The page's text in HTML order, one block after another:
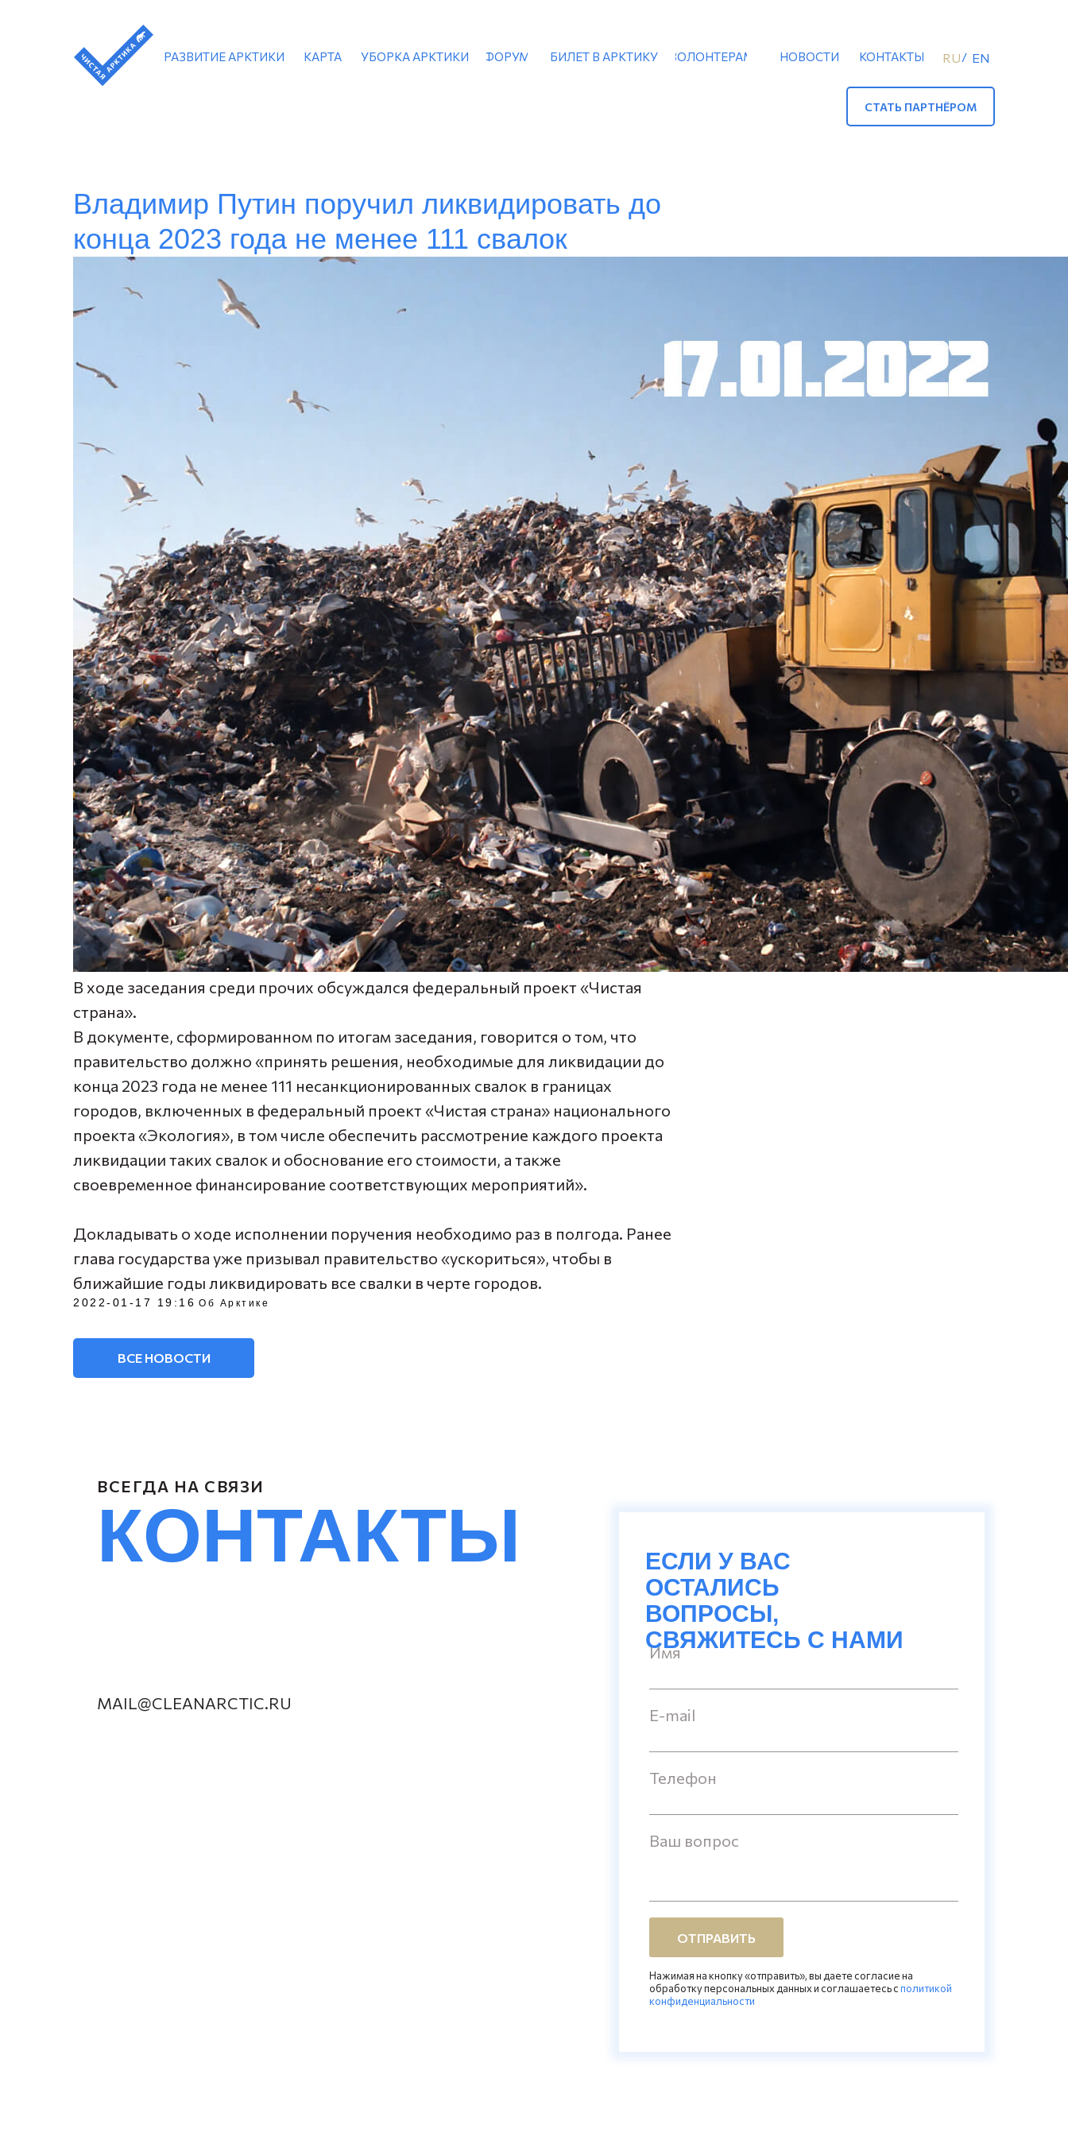
СТАТЬ ПАРТНЁРОМ
УБОРКА АРКТИКИ
РАЗВИТИЕ АРКТИКИ КАРТА ВОЛОНТЕРАМ RU EN
/
НОВОСТИ КОНТАКТЫ
ФОРУМ БИЛЕТ В АРКТИКУ
Владимир Путин поручил ликвидировать до
конца 2023 года не менее 111 свалок
В ходе заседания среди прочих обсуждался федеральный проект «Чистая
страна».
В документе, сформированном по итогам заседания, говорится о том, что
правительство должно «принять решения, необходимые для ликвидации до
конца 2023 года не менее 111 несанкционированных свалок в границах
городов, включенных в федеральный проект «Чистая страна» национального
проекта «Экология», в том числе обеспечить рассмотрение каждого проекта
ликвидации таких свалок и обоснование его стоимости, а также
своевременное финансирование соответствующих мероприятий».
Докладывать о ходе исполнении поручения необходимо раз в полгода. Ранее
глава государства уже призывал правительство «ускориться», чтобы в
ближайшие годы ликвидировать все свалки в черте городов.
2022-01-17 19:16 Об Арктике
ВСЕ НОВОСТИ
КОНТАКТЫ
ВСЕГДА НА СВЯЗИ
ЕСЛИ У ВАС
ОСТАЛИСЬ
ВОПРОСЫ,
СВЯЖИТЕСЬ С НАМИ
Имя
E-mail
Телефон
Ваш вопрос
ОТПРАВИТЬ
Нажимая на кнопку «отправить», вы даете согласие на
обработку персональных данных и соглашаетесь cполитикой
конфиденциальности
MAIL@CLEANARCTIC.RU